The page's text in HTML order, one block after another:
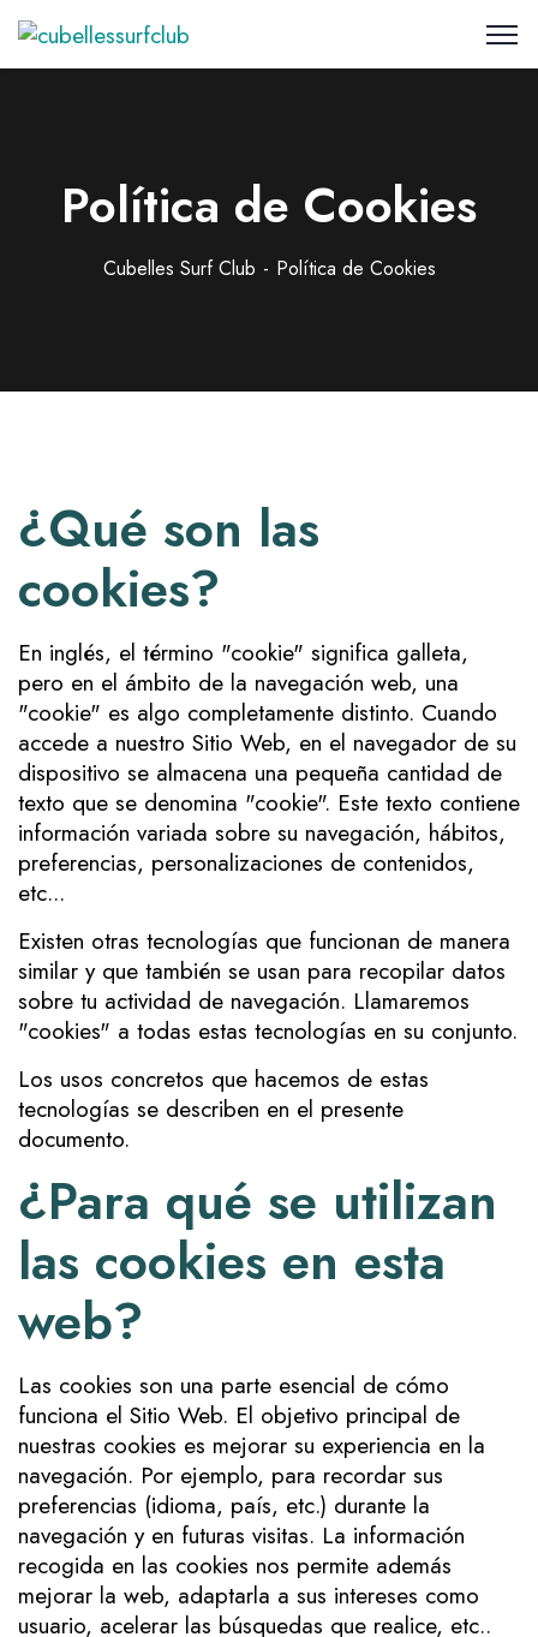
Política de Cookies
Cubelles Surf Club Política de Cookies
¿Qué son las
cookies?
En inglés, el término "cookie" significa galleta,
pero en el ámbito de la navegación web, una
"cookie" es algo completamente distinto. Cuando
accede a nuestro Sitio Web, en el navegador de su
dispositivo se almacena una pequeña cantidad de
texto que se denomina "cookie". Este texto contiene
información variada sobre su navegación, hábitos,
preferencias, personalizaciones de contenidos,
etc...
Existen otras tecnologías que funcionan de manera
similar y que también se usan para recopilar datos
sobre tu actividad de navegación. Llamaremos
"cookies" a todas estas tecnologías en su conjunto.
Los usos concretos que hacemos de estas
tecnologías se describen en el presente
documento.
¿Para qué se utilizan
las cookies en esta
web?
Las cookies son una parte esencial de cómo
funciona el Sitio Web. El objetivo principal de
nuestras cookies es mejorar su experiencia en la
navegación. Por ejemplo, para recordar sus
preferencias (idioma, país, etc.) durante la
navegación y en futuras visitas. La información
recogida en las cookies nos permite además
mejorar la web, adaptarla a sus intereses como
usuario, acelerar las búsquedas que realice, etc..